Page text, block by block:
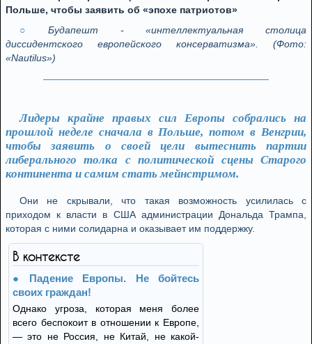
Польше, чтобы заявить об «эпохе патриотов»
Будапешт - «интеллектуальная столица
диссидентского европейского консерватизма». (Фото:
«Nautilus»)
Лидеры крайне правых сил Европы собрались на
прошлой неделе сначала в Польше, потом в Венгрии,
чтобы заявить о своей цели вытеснить партии
либерального толка с политической сцены Старого
континента и самим стать мейнстримом.
Они не скрывали, что такая возможность усилилась с
приходом к власти в США администрации Дональда Трампа,
которая с ними солидарна и оказывает им поддержку.
В контексте
Падение Европы. Не бойтесь
своих граждан!
Однако угроза, которая меня более
всего беспокоит в отношении к Европе,
— это не Россия, не Китай, не какой-